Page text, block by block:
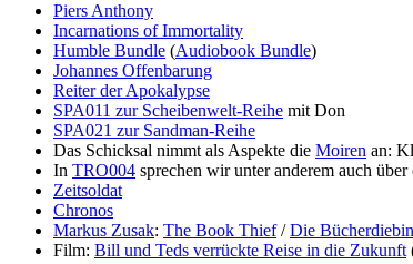
Piers Anthony
Incarnations of Immortality
Humble Bundle (Audiobook Bundle)
Johannes Offenbarung
Reiter der Apokalypse
SPA011 zur Scheibenwelt-Reihe mit Don
SPA021 zur Sandman-Reihe
Das Schicksal nimmt als Aspekte die Moiren an:
In TRO004 sprechen wir unter anderem auch
Zeitsoldat
Chronos
Markus Zusak: The Book Thief/Die Bücherdiebin
Film: Bill und Teds verrückte Reise in die Zukunft